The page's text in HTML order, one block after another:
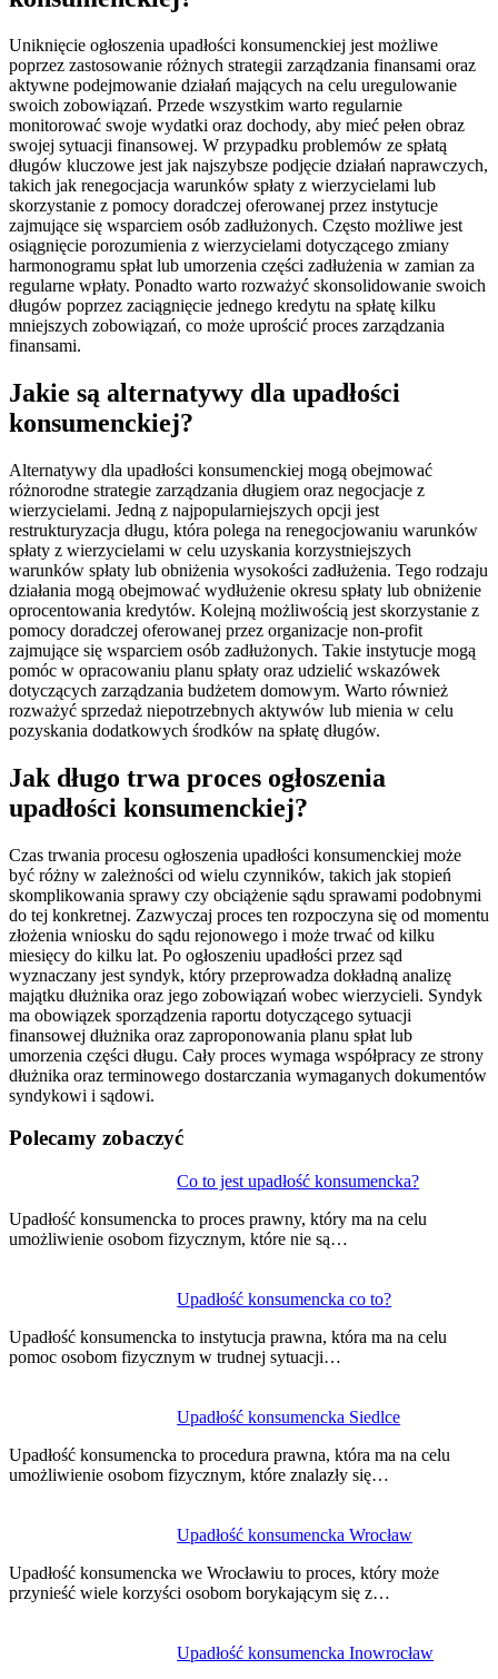
Uniknięcie ogłoszenia upadłości konsumenckiej jest możliwe
poprzez zastosowanie różnych strategii zarządzania finansami oraz
aktywne podejmowanie działań mających na celu uregulowanie
swoich zobowiązań. Przede wszystkim warto regularnie
monitorować swoje wydatki oraz dochody, aby mieć pełen obraz
swojej sytuacji finansowej. W przypadku problemów ze spłatą
długów kluczowe jest jak najszybsze podjęcie działań naprawczych,
takich jak renegocjacja warunków spłaty z wierzycielami lub
skorzystanie z pomocy doradczej oferowanej przez instytucje
zajmujące się wsparciem osób zadłużonych. Często możliwe jest
osiągnięcie porozumienia z wierzycielami dotyczącego zmiany
harmonogramu spłat lub umorzenia części zadłużenia w zamian za
regularne wpłaty. Ponadto warto rozważyć skonsolidowanie swoich
długów poprzez zaciągnięcie jednego kredytu na spłatę kilku
mniejszych zobowiązań, co może uprościć proces zarządzania
finansami.
Jakie są alternatywy dla upadłości
konsumenckiej?
Alternatywy dla upadłości konsumenckiej mogą obejmować
różnorodne strategie zarządzania długiem oraz negocjacje z
wierzycielami. Jedną z najpopularniejszych opcji jest
restrukturyzacja długu, która polega na renegocjowaniu warunków
spłaty z wierzycielami w celu uzyskania korzystniejszych
warunków spłaty lub obniżenia wysokości zadłużenia. Tego rodzaju
działania mogą obejmować wydłużenie okresu spłaty lub obniżenie
oprocentowania kredytów. Kolejną możliwością jest skorzystanie z
pomocy doradczej oferowanej przez organizacje non-profit
zajmujące się wsparciem osób zadłużonych. Takie instytucje mogą
pomóc w opracowaniu planu spłaty oraz udzielić wskazówek
dotyczących zarządzania budżetem domowym. Warto również
rozważyć sprzedaż niepotrzebnych aktywów lub mienia w celu
pozyskania dodatkowych środków na spłatę długów.
Jak długo trwa proces ogłoszenia
upadłości konsumenckiej?
Czas trwania procesu ogłoszenia upadłości konsumenckiej może
być różny w zależności od wielu czynników, takich jak stopień
skomplikowania sprawy czy obciążenie sądu sprawami podobnymi
do tej konkretnej. Zazwyczaj proces ten rozpoczyna się od momentu
złożenia wniosku do sądu rejonowego i może trwać od kilku
miesięcy do kilku lat. Po ogłoszeniu upadłości przez sąd
wyznaczany jest syndyk, który przeprowadza dokładną analizę
majątku dłużnika oraz jego zobowiązań wobec wierzycieli. Syndyk
ma obowiązek sporządzenia raportu dotyczącego sytuacji
finansowej dłużnika oraz zaproponowania planu spłat lub
umorzenia części długu. Cały proces wymaga współpracy ze strony
dłużnika oraz terminowego dostarczania wymaganych dokumentów
syndykowi i sądowi.
Polecamy zobaczyć
Co to jest upadłość konsumencka?
Upadłość konsumencka to proces prawny, który ma na celu
umożliwienie osobom fizycznym, które nie są…
Upadłość konsumencka co to?
Upadłość konsumencka to instytucja prawna, która ma na celu
pomoc osobom fizycznym w trudnej sytuacji…
Upadłość konsumencka Siedlce
Upadłość konsumencka to procedura prawna, która ma na celu
umożliwienie osobom fizycznym, które znalazły się…
Upadłość konsumencka Wrocław
Upadłość konsumencka we Wrocławiu to proces, który może
przynieść wiele korzyści osobom borykającym się z…
Upadłość konsumencka Inowrocław
wpisu